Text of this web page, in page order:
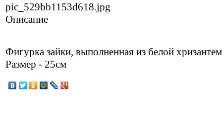
pic_529bb1153d618.jpg
Описание
Фигурка зайки, выполненная из белой
Размер - 25см